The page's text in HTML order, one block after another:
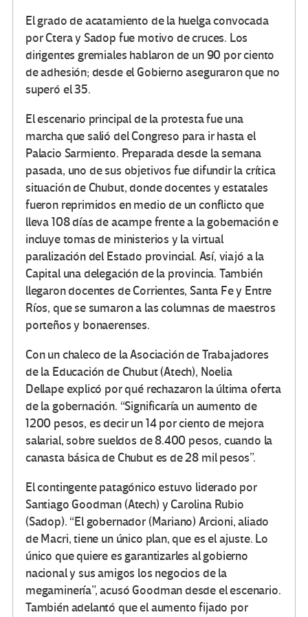
El grado de acatamiento de la huelga convocada
por Ctera y Sadop fue motivo de cruces. Los
dirigentes gremiales hablaron de un 90 por ciento
de adhesión; desde el Gobierno aseguraron que no
superó el 35.
El escenario principal de la protesta fue una
marcha que salió del Congreso para ir hasta el
Palacio Sarmiento. Preparada desde la semana
pasada, uno de sus objetivos fue difundir la crítica
situación de Chubut, donde docentes y estatales
fueron reprimidos en medio de un conflicto que
lleva 108 días de acampe frente a la gobernación e
incluye tomas de ministerios y la virtual
paralización del Estado provincial. Así, viajó a la
Capital una delegación de la provincia. También
llegaron docentes de Corrientes, Santa Fe y Entre
Ríos, que se sumaron a las columnas de maestros
porteños y bonaerenses.
Con un chaleco de la Asociación de Trabajadores
de la Educación de Chubut (Atech), Noelia
Dellape explicó por qué rechazaron la última oferta
de la gobernación. “Significaría un aumento de
1200 pesos, es decir un 14 por ciento de mejora
salarial, sobre sueldos de 8.400 pesos, cuando la
canasta básica de Chubut es de 28 mil pesos”.
El contingente patagónico estuvo liderado por
Santiago Goodman (Atech) y Carolina Rubio
(Sadop). “El gobernador (Mariano) Arcioni, aliado
de Macri, tiene un único plan, que es el ajuste. Lo
único que quiere es garantizarles al gobierno
nacional y sus amigos los negocios de la
megaminería”, acusó Goodman desde el escenario.
También adelantó que el aumento fijado por